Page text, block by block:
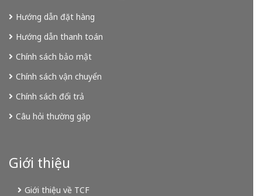
Hướng dẫn đặt hàng
Hướng dẫn thanh toán
Chính sách bảo mật
Chính sách vận chuyển
Chính sách đổi trả
Câu hỏi thường gặp
Giới thiệu
Giới thiệu về TCF